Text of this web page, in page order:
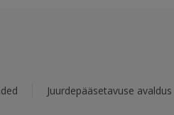
Juurdepääsetavuse avaldus